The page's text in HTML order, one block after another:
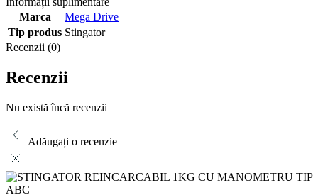
Marca
Mega Drive
Tip produs Stingator
Recenzii (0)
Recenzii
Nu există încă recenzii
Adăugați o recenzie